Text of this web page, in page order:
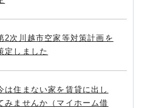
2次川越市空家等対策計画を
定しました
は住まない家を賃貸に出し
みませんか（マイホーム借